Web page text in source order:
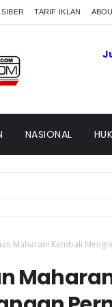
TARIF IKLAN
NASIONAL
Maharani Kembali